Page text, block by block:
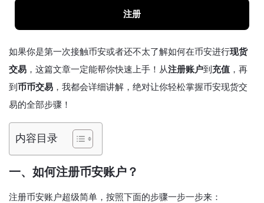
注册
如果你是第一次接触币安或者还不太了解如何在币安进行现货
交易 ，这篇文章一定能帮你快速上手！从注册账户到 充值 ，再
到 币币交易 ，我都会详细讲解，绝对让你轻松掌握币安现货交
易的全部步骤！
内容目录
一、如何注册币安账户？
注册币安账户超级简单，按照下面的步骤一步一步来：